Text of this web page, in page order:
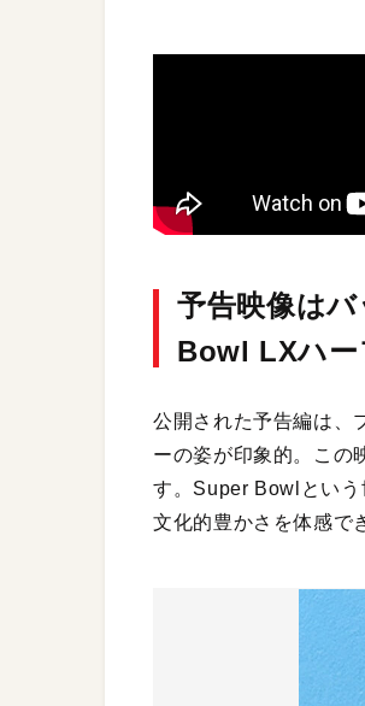
予告映像は
Bowl LXハー
公開された予告編は、
ーの姿が印象的。この
す。Super Bowlという
文化的豊かさを体感で